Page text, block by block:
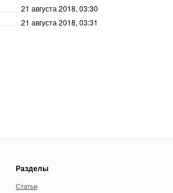
21 августа 2018, 03:30
21 августа 2018, 03:31
Разделы
Статьи